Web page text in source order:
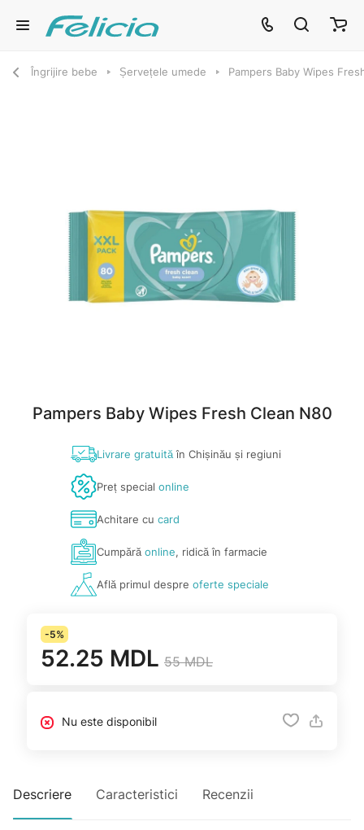
Îngrijire bebe Șervețele umede Pampers Baby Wipes
Pampers Baby Wipes Fresh Clean N80
Livrare gratuităîn Chișinău și regiuni
Preț special online
Achitare cu card
Cumpărăonline, ridică în farmacie
Află primul despre oferte speciale
-5%
52.25 MDL 55 MDL
Nu este disponibil
Descriere Caracteristici Recenzii